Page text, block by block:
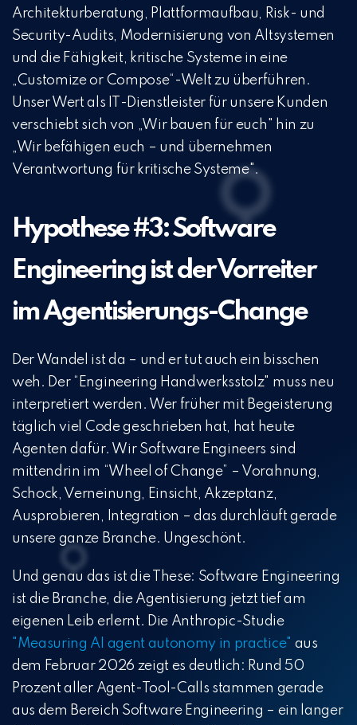
Architekturberatung, Plattformaufbau, Risk- und
Security-Audits, Modernisierung von Altsystemen
und die Fähigkeit, kritische Systeme in eine
„Customize or Compose“-Welt zu überführen.
Unser Wert als IT-Dienstleister für unsere Kunden
verschiebt sich von „Wir bauen für euch" hin zu
„Wir befähigen euch – und übernehmen
Verantwortung für kritische Systeme".
Hypothese #3: Software
Engineering ist der Vorreiter
im Agentisierungs-Change
Der Wandel ist da – und er tut auch ein bisschen
weh. Der “Engineering Handwerksstolz" muss neu
interpretiert werden. Wer früher mit Begeisterung
täglich viel Code geschrieben hat, hat heute
Agenten dafür. Wir Software Engineers sind
mittendrin im “Wheel of Change” – Vorahnung,
Schock, Verneinung, Einsicht, Akzeptanz,
Ausprobieren, Integration – das durchläuft gerade
unsere ganze Branche. Ungeschönt.
Und genau das ist die These: Software Engineering
ist die Branche, die Agentisierung jetzt tief am
eigenen Leib erlernt. Die Anthropic-Studie
"Measuring AI agent autonomy in practice" aus
dem Februar 2026 zeigt es deutlich: Rund 50
Prozent aller Agent-Tool-Calls stammen gerade
aus dem Bereich Software Engineering – ein langer